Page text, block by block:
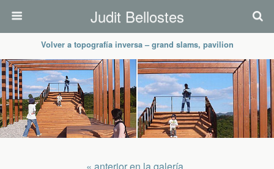
Judit Bellostes
Volver a topografía inversa – grand slams, pavilion